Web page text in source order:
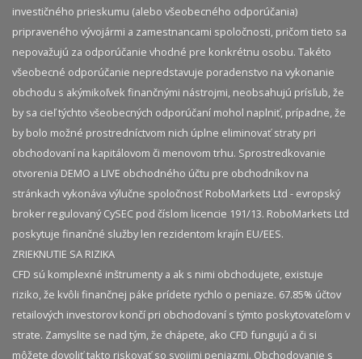
investičného prieskumu (alebo všeobecného odporúčania)
pripraveného vývojármi a zamestnancami spoločnosti, pričom tieto sa
nepovažujú za odporúčanie vhodné pre konkrétnu osobu. Takéto
všeobecné odporúčanie nepredstavuje poradenstvo na vykonanie
obchodu s akýmikoľvek finančnými nástrojmi, neobsahujú prísľub, že
by sa cieľ týchto všeobecných odporúčaní mohol naplniť, prípadne, že
by bolo možné prostredníctvom nich úplne eliminovať straty pri
obchodovaní na kapitálovom či menovom trhu. Sprostredkovanie
otvorenia DEMO a LIVE obchodného účtu pre obchodníkov na
stránkach vykonáva výlučne spoločnosť RoboMarkets Ltd - evropský
broker regulovaný CySEC pod číslom licencie 191/13. RoboMarkets Ltd
poskytuje finančné služby len rezidentom krajín EU/EES.
ZRIEKNUTIE SA RIZIKA
CFD sú komplexné inštrumenty a ak s nimi obchodujete, existuje
riziko, že kvôli finančnej páke prídete rychlo o peniaze. 67.85% účtov
retailových investorov končí pri obchodovaní s týmto poskytovateľom v
strate. Zamyslite se nad tým, že chápete, ako CFD fungujú a či si
môžete dovoliť takto riskovať so svojimi peniazmi. Obchodovanie s